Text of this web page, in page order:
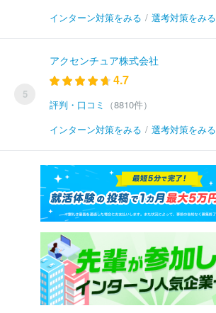
インターン対策をみる / 選考対策をみる
5
アクセンチュア株式会社
4.7
評判・口コミ
（8810件）
インターン対策をみる / 選考対策をみる